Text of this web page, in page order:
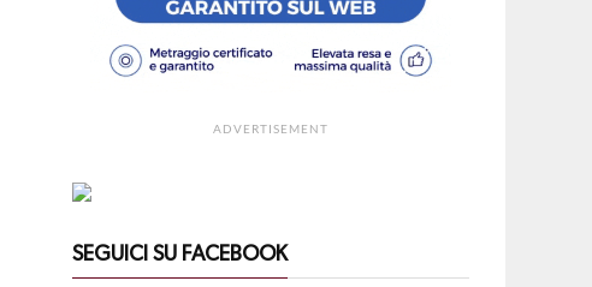
ADVERTISEMENT
SEGUICI SU FACEBOOK